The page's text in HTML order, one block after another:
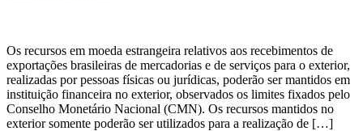
Os recursos em moeda estrangeira relativos aos recebimentos de
exportações brasileiras de mercadorias e de serviços para o exterior,
realizadas por pessoas físicas ou jurídicas, poderão ser mantidos em
instituição financeira no exterior, observados os limites fixados pelo
Conselho Monetário Nacional (CMN). Os recursos mantidos no
exterior somente poderão ser utilizados para a realização de […]